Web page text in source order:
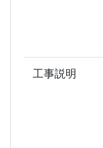
工事説明